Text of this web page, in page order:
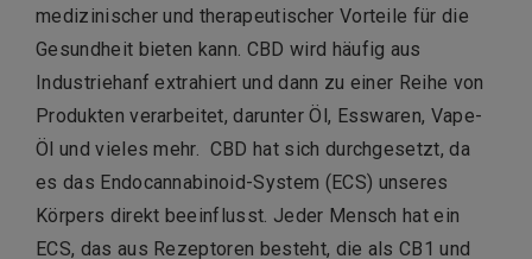
medizinischer und therapeutischer Vorteile für die
Gesundheit bieten kann. CBD wird häufig aus
Industriehanf extrahiert und dann zu einer Reihe von
Produkten verarbeitet, darunter Öl, Esswaren, Vape-
Öl und vieles mehr. CBD hat sich durchgesetzt, da
es das Endocannabinoid-System (ECS) unseres
Körpers direkt beeinflusst. Jeder Mensch hat ein
ECS, das aus Rezeptoren besteht, die als CB1 und